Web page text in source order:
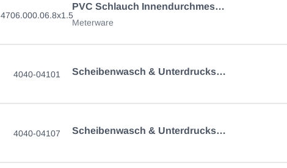
4706.000.06.8x1.5
PVC Schlauch Innendurchmesser: 8mm 4706.000.06.8x1.5
Meterware
4040-04101 Scheibenwasch & Unterdruckschlauch 2.8mm 4040-04101
4040-04107 Scheibenwasch & Unterdruckschlauch 5.5mm 4040-04107